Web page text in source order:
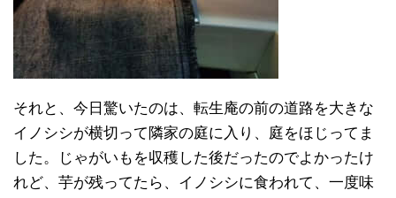
それと、今日驚いたのは、転生庵の前の道路を大きな
イノシシが横切って隣家の庭に入り、庭をほじってま
した。じゃがいもを収穫した後だったのでよかったけ
れど、芋が残ってたら、イノシシに食われて、一度味